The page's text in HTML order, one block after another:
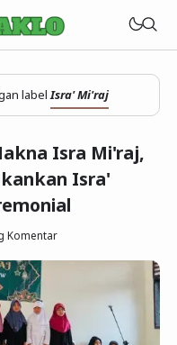
labelIsra' Mi'raj
Isra Mi'raj,
Isra'
Komentar